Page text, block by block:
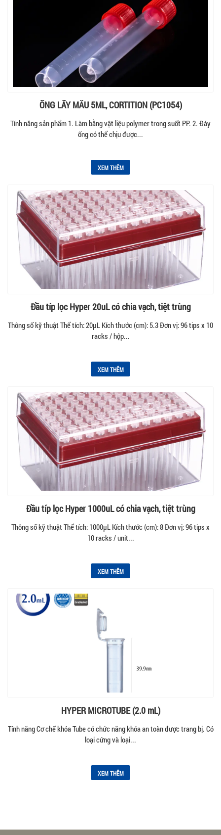
ỐNG LẤY MẪU 5ML, CORTITION (PC1054)
Tính năng sản phẩm 1. Làm bằng vật liệu polymer trong suốt PP. 2. Đáy
ống có thể chịu được...
XEM THÊM
Đầu típ lọc Hyper 20uL có chia vạch, tiệt trùng
Thông số kỹ thuật Thể tích: 20µL Kích thước (cm): 5.3 Đơn vị: 96 tips x 10
racks / hộp...
XEM THÊM
Đầu típ lọc Hyper 1000uL có chia vạch, tiệt trùng
Thông số kỹ thuật Thể tích: 1000µL Kích thước (cm): 8 Đơn vị: 96 tips x
10 racks / unit...
XEM THÊM
HYPER MICROTUBE (2.0 mL)
Tính năng Cơ chế khóa Tube có chức năng khóa an toàn được trang bị. Có
loại cứng và loại...
XEM THÊM